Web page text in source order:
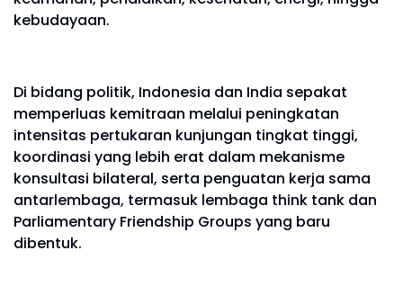
kebudayaan.
Di bidang politik, Indonesia dan India sepakat
memperluas kemitraan melalui peningkatan
intensitas pertukaran kunjungan tingkat tinggi,
koordinasi yang lebih erat dalam mekanisme
konsultasi bilateral, serta penguatan kerja sama
antarlembaga, termasuk lembaga think tank dan
Parliamentary Friendship Groups yang baru
dibentuk.